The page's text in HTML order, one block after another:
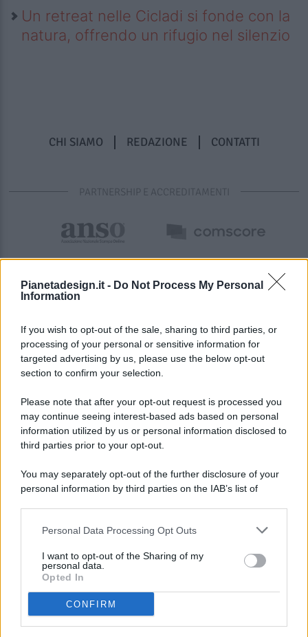
Pianetadesign.it - Do Not Process My Personal
Information
If you wish to opt-out of the sale, sharing to third parties, or
processing of your personal or sensitive information for
targeted advertising by us, please use the below opt-out
section to confirm your selection.
Please note that after your opt-out request is processed you
may continue seeing interest-based ads based on personal
information utilized by us or personal information disclosed to
third parties prior to your opt-out.
You may separately opt-out of the further disclosure of your
personal information by third parties on the IAB’s list of
This information may also be disclosed by us to third parties
disclose it to other third parties.
Personal Data Processing Opt Outs
I want to opt-out of the Sharing of my
personal data.
Opted In
CONFIRM
Un retreat nelle Cicladi si fonde con la
natura, offrendo un rifugio nel silenzio
CHI SIAMO REDAZIONE CONTATTI
PARTNERSHIP E ACCREDITAMENTI
© 2026 - Pianeta Design - P.IVA 04827280654 - Testata
Registrata Al Tribunale Di Nocera Inferiore N. 8/2020 - RG N.
ISCRIZIONE AL ROC N. 35792 – ISCRITTA ALL’ANSO
(ASSOCIAZIONE NAZIONALE STAMPA ONLINE)
PREFERENZE PRIVACY